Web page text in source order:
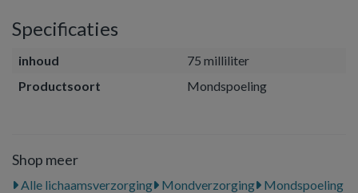
Specificaties
inhoud
75 milliliter
Productsoort
Mondspoeling
Shop meer
Alle lichaamsverzorging Mondverzorging
Mondspoeling